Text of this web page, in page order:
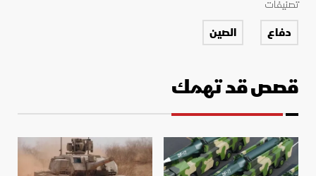
تصنيفات
دفاع الصين
قصص قد تهمك